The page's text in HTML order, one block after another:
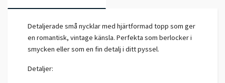
Detaljerade små nycklar med hjärtformad topp som ger
en romantisk, vintage känsla. Perfekta som berlocker i
smycken eller som en fin detalj i ditt pyssel.
Detaljer: